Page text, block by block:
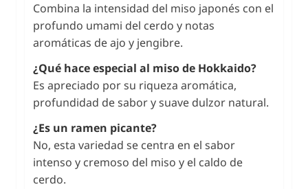
Combina la intensidad del miso japonés con el
profundo umami del cerdo y notas
aromáticas de ajo y jengibre.
¿Qué hace especial al miso de Hokkaido?
Es apreciado por su riqueza aromática,
profundidad de sabor y suave dulzor natural.
¿Es un ramen picante?
No, esta variedad se centra en el sabor
intenso y cremoso del miso y el caldo de
cerdo.